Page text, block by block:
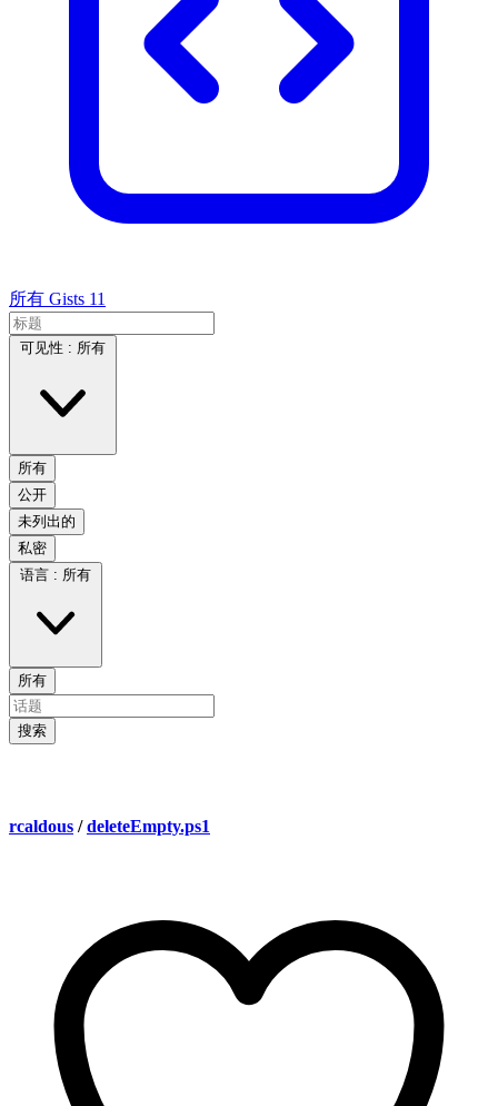
所有 Gists 11
可见性 : 所有
所有
公开
未列出的
私密
语言 : 所有
所有
搜索
rcaldous / deleteEmpty.ps1